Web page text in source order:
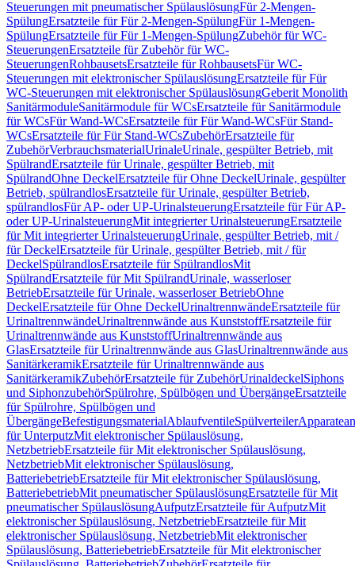
Steuerungen mit pneumatischer SpülauslösungFür 2-Mengen-
SpülungErsatzteile für Für 2-Mengen-SpülungFür 1-Mengen-
SpülungErsatzteile für Für 1-Mengen-SpülungZubehör für WC-
SteuerungenErsatzteile für Zubehör für WC-
SteuerungenRohbausetsErsatzteile für RohbausetsFür WC-
Steuerungen mit elektronischer SpülauslösungErsatzteile für Für
WC-Steuerungen mit elektronischer SpülauslösungGeberit Monolith
SanitärmoduleSanitärmodule für WCsErsatzteile für Sanitärmodule
für WCsFür Wand-WCsErsatzteile für Für Wand-WCsFür Stand-
WCsErsatzteile für Für Stand-WCsZubehörErsatzteile für
ZubehörVerbrauchsmaterialUrinaleUrinale, gespülter Betrieb, mit
SpülrandErsatzteile für Urinale, gespülter Betrieb, mit
SpülrandOhne DeckelErsatzteile für Ohne DeckelUrinale, gespülter
Betrieb, spülrandlosErsatzteile für Urinale, gespülter Betrieb,
spülrandlosFür AP- oder UP-UrinalsteuerungErsatzteile für Für AP-
oder UP-UrinalsteuerungMit integrierter UrinalsteuerungErsatzteile
für Mit integrierter UrinalsteuerungUrinale, gespülter Betrieb, mit /
für DeckelErsatzteile für Urinale, gespülter Betrieb, mit / für
DeckelSpülrandlosErsatzteile für SpülrandlosMit
SpülrandErsatzteile für Mit SpülrandUrinale, wasserloser
BetriebErsatzteile für Urinale, wasserloser BetriebOhne
DeckelErsatzteile für Ohne DeckelUrinaltrennwändeErsatzteile für
UrinaltrennwändeUrinaltrennwände aus KunststoffErsatzteile für
Urinaltrennwände aus KunststoffUrinaltrennwände aus
GlasErsatzteile für Urinaltrennwände aus GlasUrinaltrennwände aus
SanitärkeramikErsatzteile für Urinaltrennwände aus
SanitärkeramikZubehörErsatzteile für ZubehörUrinaldeckelSiphons
und SiphonzubehörSpülrohre, Spülbögen und ÜbergängeErsatzteile
für Spülrohre, Spülbögen und
ÜbergängeBefestigungsmaterialAblaufventileSpülverteiler
für UnterputzMit elektronischer Spülauslösung,
NetzbetriebErsatzteile für Mit elektronischer Spülauslösung,
NetzbetriebMit elektronischer Spülauslösung,
BatteriebetriebErsatzteile für Mit elektronischer Spülauslösung,
BatteriebetriebMit pneumatischer SpülauslösungErsatzteile für Mit
pneumatischer SpülauslösungAufputzErsatzteile für AufputzMit
elektronischer Spülauslösung, NetzbetriebErsatzteile für Mit
elektronischer Spülauslösung, NetzbetriebMit elektronischer
Spülauslösung, BatteriebetriebErsatzteile für Mit elektronischer